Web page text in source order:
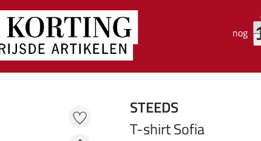
nog
STEEDS
T-shirt Sofia